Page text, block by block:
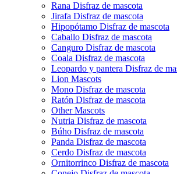
Rana Disfraz de mascota
Jirafa Disfraz de mascota
Hipopótamo Disfraz de mascota
Caballo Disfraz de mascota
Canguro Disfraz de mascota
Coala Disfraz de mascota
Leopardo y pantera Disfraz de
Lion Mascots
Mono Disfraz de mascota
Ratón Disfraz de mascota
Other Mascots
Nutria Disfraz de mascota
Búho Disfraz de mascota
Panda Disfraz de mascota
Cerdo Disfraz de mascota
Ornitorrinco Disfraz de mascota